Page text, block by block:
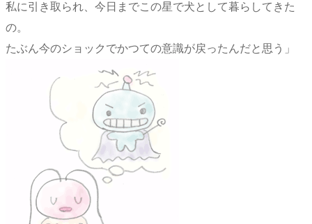
私に引き取られ、今日までこの星で犬として暮らしてきた
の。
たぶん今のショックでかつての意識が戻ったんだと思う」